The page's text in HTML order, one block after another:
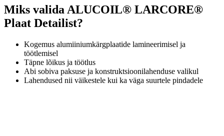
Miks valida ALUCOIL® LARCORE®
Plaat Detailist?
Kogemus alumiiniumkärgplaatide lamineerimisel ja
töötlemisel
Täpne lõikus ja töötlus
Abi sobiva paksuse ja konstruktsioonilahenduse valikul
Lahendused nii väikestele kui ka väga suurtele pindadele